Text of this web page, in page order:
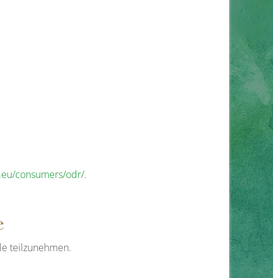
consumers/odr/.
teilzunehmen.